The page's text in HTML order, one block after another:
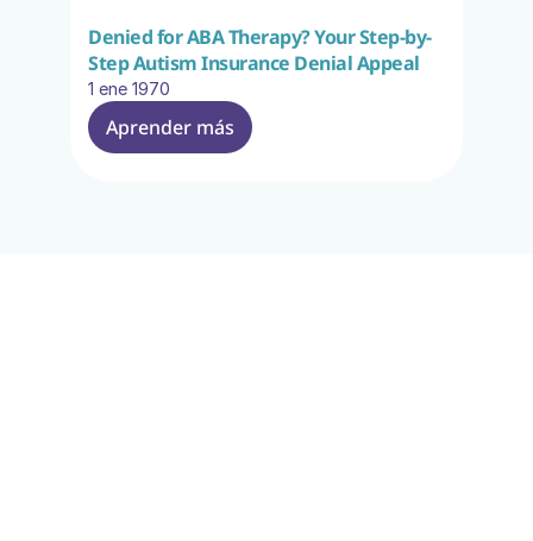
Denied for ABA Therapy? Your Step-by-
Step Autism Insurance Denial Appeal
1 ene 1970
Aprender más